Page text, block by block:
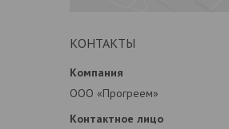
КОНТАКТЫ
ООО «Прогреем»